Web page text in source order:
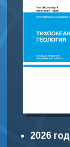
2026 год